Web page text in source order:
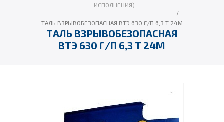
ИСПОЛНЕНИЯ)
ТАЛЬ ВЗРЫВОБЕЗОПАСНАЯ ВТЭ 630 Г/П 6,3 Т 24М
ТАЛЬ ВЗРЫВОБЕЗОПАСНАЯ
ВТЭ 630 Г/П 6,3 Т 24М